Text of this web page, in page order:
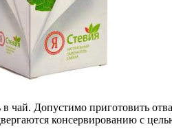
Допустимо приготовить
консервированию с